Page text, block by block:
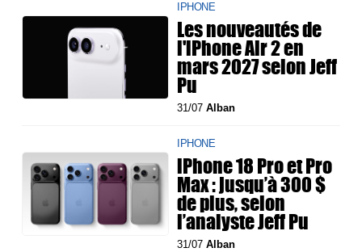
IPHONE
Les nouveautés de
l'iPhone Air 2 en
mars 2027 selon Jeff
Pu
31/07Alban
IPHONE
iPhone 18 Pro et Pro
Max : jusqu’à 300 $
de plus, selon
l’analyste Jeff Pu
31/07Alban